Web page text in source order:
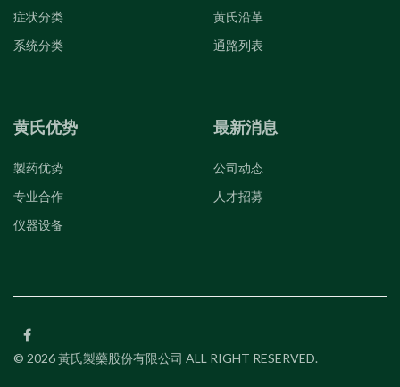
症状分类
系统分类
黄氏沿革
通路列表
黄氏优势
製药优势
专业合作
仪器设备
最新消息
公司动态
人才招募
© 2026 黃氏製藥股份有限公司 ALL RIGHT RESERVED.